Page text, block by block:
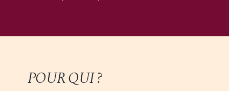
POUR QUI ?